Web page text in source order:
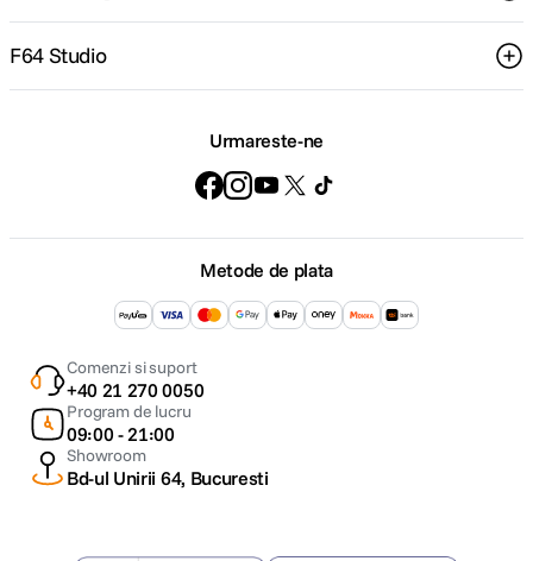
F64 Studio
Urmareste-ne
Metode de plata
Comenzi si suport
+40 21 270 0050
Program de lucru
09:00 - 21:00
Showroom
Bd-ul Unirii 64, Bucuresti